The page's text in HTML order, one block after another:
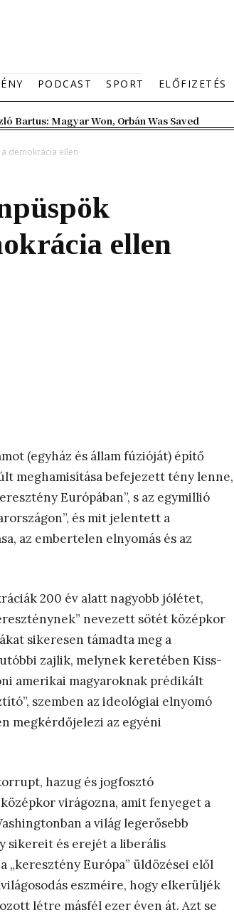
PODCAST SPORT ELŐFIZETÉS
Bartus: Magyar Won, Orbán Was Saved
demokrácia ellen
ellen
(egyház és állam fúzióját) építő
meghamisítása befejezett tény lenne,
Európában”, s az egymillió
és mit jelentett a
az embertelen elnyomás és az
200 év alatt nagyobb jólétet,
nevezett sötét középkor
sikeresen támadta meg a
zajlik, melynek keretében Kiss-
amerikai magyaroknak prédikált
szemben az ideológiai elnyomó
megkérdőjelezi az egyéni
hazug és jogfosztó
virágozna, amit fenyeget a
a világ legerősebb
sikereit és erejét a liberális
„keresztény Európa” üldözései elől
eszméire, hogy elkerüljék
létre másfél ezer éven át. Azt se